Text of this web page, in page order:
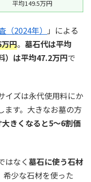
平均149.5万円
2024年）
」による
円。 墓石代は平均
）は平均47.2万円で
イズは永代使用料にか
ます。大きなお墓の方
きくなると5〜6割価
はなく 墓石に使う石材
希少な石材を使った